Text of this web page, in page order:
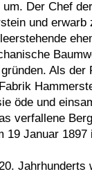
Der Chef
und erwarb
Als der
öde und
verfallene
19 Januar 1897
Jahrhunderts